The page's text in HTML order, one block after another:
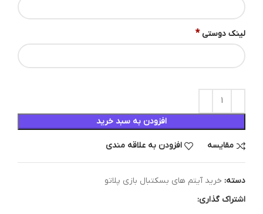
لینک دوستی *
افزودن به سبد خرید
مقایسه افزودن به علاقه مندی
دسته: خرید آیتم های بسکتبال بازی پلاتو
اشتراک گذاری: